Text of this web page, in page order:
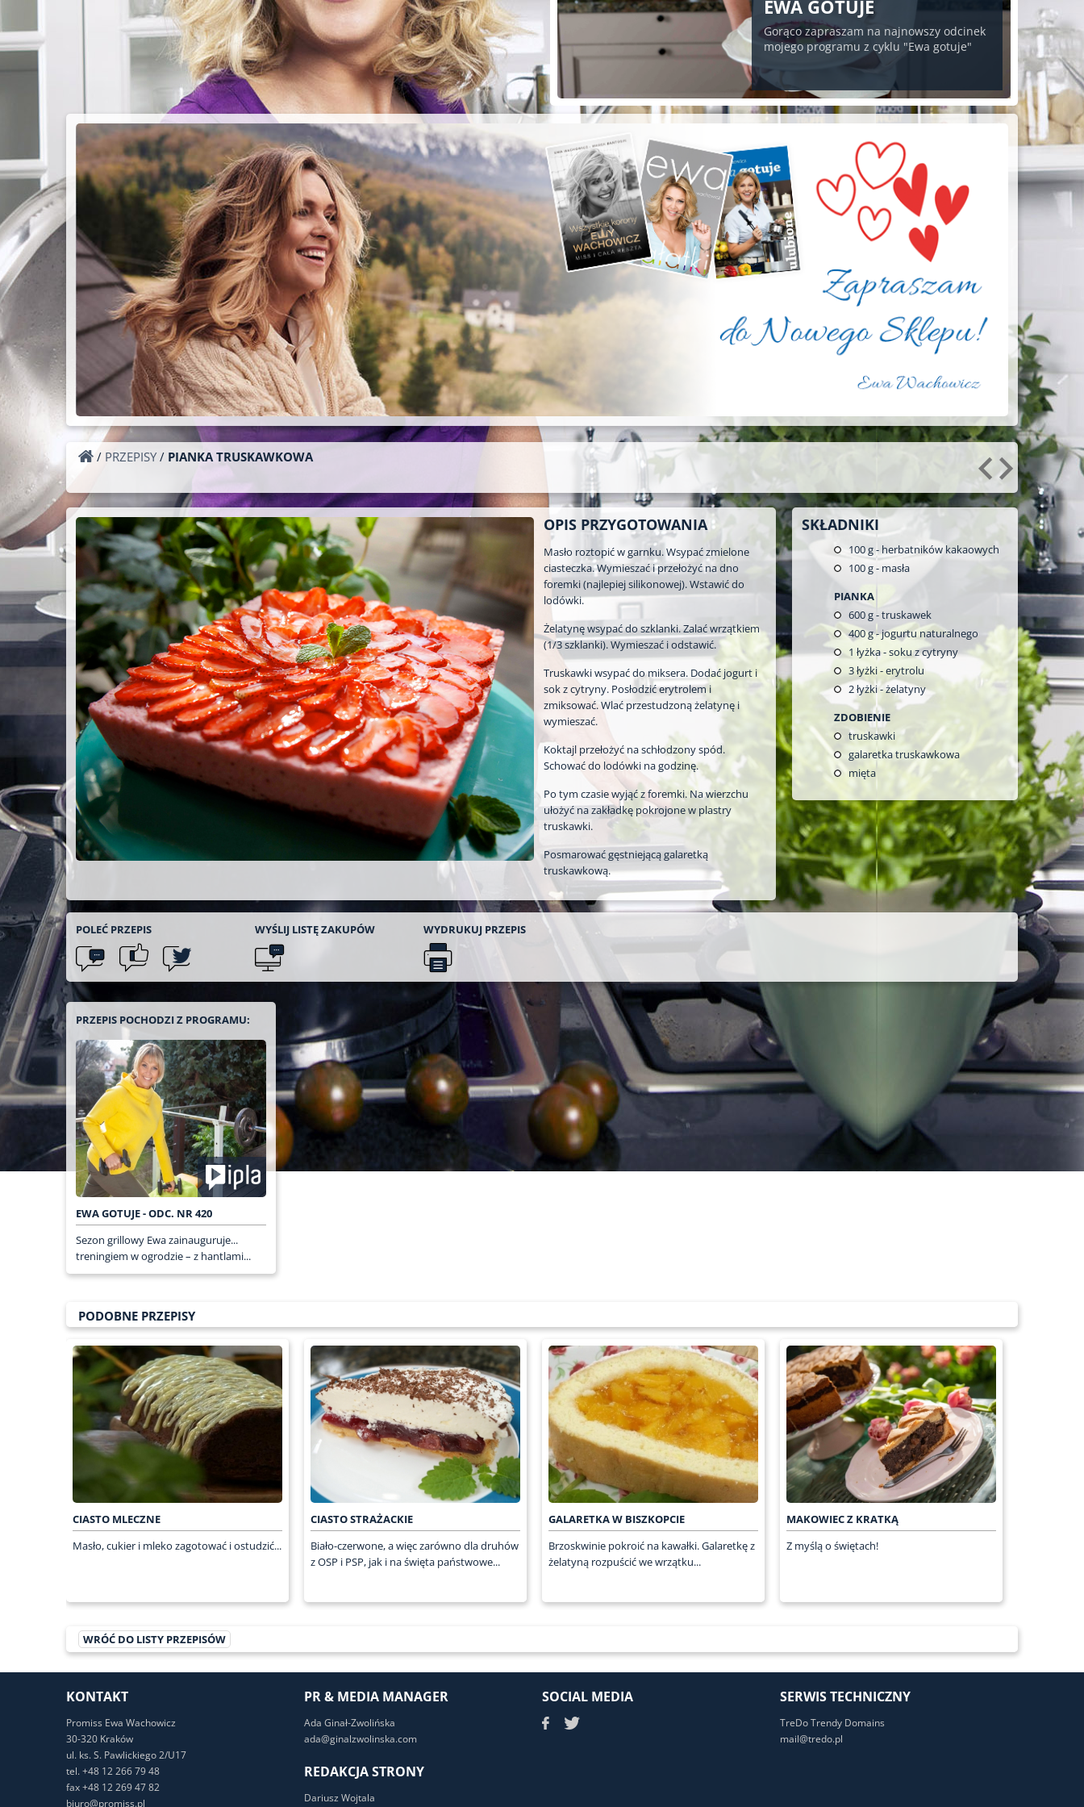
PIECZYSTE POD
CHMURKĄ!
Przepisy na grilla;-)
EWA GOTUJE
Gorąco zapraszam na najnowszy odcinek
mojego programu z cyklu "Ewa gotuje"
/ PRZEPISY / PIANKA TRUSKAWKOWA
OPIS PRZYGOTOWANIA
Masło roztopić w garnku. Wsypać zmielone
ciasteczka. Wymieszać i przełożyć na dno
foremki (najlepiej silikonowej). Wstawić do
lodówki.
Żelatynę wsypać do szklanki. Zalać wrzątkiem
(1/3 szklanki). Wymieszać i odstawić.
Truskawki wsypać do miksera. Dodać jogurt i
sok z cytryny. Posłodzić erytrolem i
zmiksować. Wlać przestudzoną żelatynę i
wymieszać.
Koktajl przełożyć na schłodzony spód.
Schować do lodówki na godzinę.
Po tym czasie wyjąć z foremki. Na wierzchu
ułożyć na zakładkę pokrojone w plastry
truskawki.
Posmarować gęstniejącą galaretką
truskawkową.
SKŁADNIKI
100g - herbatników kakaowych
100g - masła
PIANKA
600g - truskawek
400g - jogurtu naturalnego
1 łyżka - soku z cytryny
3łyżki - erytrolu
2łyżki - żelatyny
ZDOBIENIE
truskawki
galaretka truskawkowa
mięta
POLEĆ PRZEPIS WYŚLIJ LISTĘZAKUPÓW WYDRUKUJ PRZEPIS
PRZEPIS POCHODZI Z PROGRAMU:
EWA GOTUJE - ODC. NR 420
Sezon grillowy Ewa zainauguruje...
treningiem w ogrodzie – z hantlami...
PODOBNE PRZEPISY
CIASTO MLECZNE
Masło, cukier i mleko zagotować i ostudzić...
CIASTO STRAŻACKIE
Biało-czerwone, a więc zarówno dla druhów
z OSP i PSP, jak i na święta państwowe...
GALARETKA W BISZKOPCIE
Brzoskwinie pokroić na kawałki. Galaretkę z
żelatyną rozpuścić we wrzątku...
MAKOWIEC Z KRATKĄ
Z myślą o świętach!
WRÓĆ DO LISTY PRZEPISÓW
KONTAKT
Promiss Ewa Wachowicz
30-320 Kraków
ul. ks. S. Pawlickiego 2/U17
tel. +48 12 266 79 48
fax +48 12 269 47 82
biuro@promiss.pl
PR & MEDIA MANAGER
Ada Ginał-Zwolińska
ada@ginalzwolinska.com
REDAKCJA STRONY
Dariusz Wojtala
SOCIAL MEDIA SERWIS TECHNICZNY
TreDo Trendy Domains
mail@tredo.pl